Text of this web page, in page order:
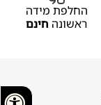
החלפת מידה
ראשונה חינם